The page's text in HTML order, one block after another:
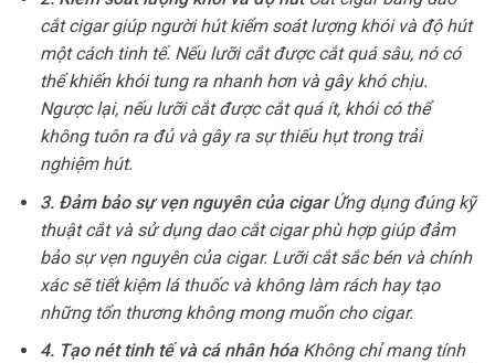
cắt cigar giúp người hút kiểm soát lượng khói và độ hút
một cách tinh tế. Nếu lưỡi cắt được cắt quá sâu, nó có
thể khiến khói tung ra nhanh hơn và gây khó chịu.
Ngược lại, nếu lưỡi cắt được cắt quá ít, khói có thể
không tuôn ra đủ và gây ra sự thiếu hụt trong trải
nghiệm hút.
3. Đảm bảo sự vẹn nguyên của cigar Ứng dụng đúng kỹ
thuật cắt và sử dụng dao cắt cigar phù hợp giúp đảm
bảo sự vẹn nguyên của cigar. Lưỡi cắt sắc bén và chính
xác sẽ tiết kiệm lá thuốc và không làm rách hay tạo
những tổn thương không mong muốn cho cigar.
4. Tạo nét tinh tế và cá nhân hóa Không chỉ mang tính